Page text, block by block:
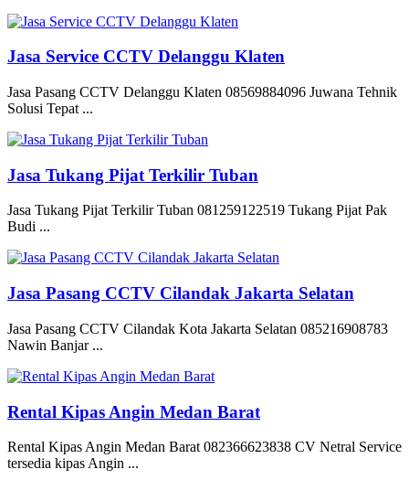
Jasa Service CCTV Delanggu Klaten
Jasa Pasang CCTV Delanggu Klaten 08569884096 Juwana Tehnik
Solusi Tepat ...
Jasa Tukang Pijat Terkilir Tuban
Jasa Tukang Pijat Terkilir Tuban 081259122519 Tukang Pijat Pak
Budi ...
Jasa Pasang CCTV Cilandak Jakarta Selatan
Jasa Pasang CCTV Cilandak Kota Jakarta Selatan 085216908783
Nawin Banjar ...
Rental Kipas Angin Medan Barat
Rental Kipas Angin Medan Barat 082366623838 CV Netral Service
tersedia kipas Angin ...